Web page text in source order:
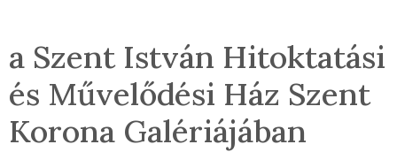
a Szent István Hitoktatási
és Művelődési Ház Szent
Korona Galériájában